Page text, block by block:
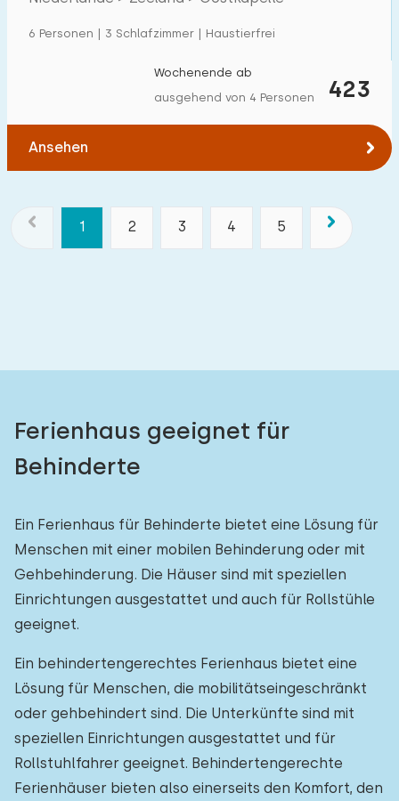
6 Personen | 3 Schlafzimmer | Haustierfrei
423
Wochenende ab
ausgehend von 4 Personen
Ansehen
1 2 3 4 5
Ferienhaus geeignet für
Behinderte
Ein Ferienhaus für Behinderte bietet eine Lösung für
Menschen mit einer mobilen Behinderung oder mit
Gehbehinderung. Die Häuser sind mit speziellen
Einrichtungen ausgestattet und auch für Rollstühle
geeignet.
Ein behindertengerechtes Ferienhaus bietet eine
Lösung für Menschen, die mobilitätseingeschränkt
oder gehbehindert sind. Die Unterkünfte sind mit
speziellen Einrichtungen ausgestattet und für
Rollstuhlfahrer geeignet. Behindertengerechte
Ferienhäuser bieten also einerseits den Komfort, den